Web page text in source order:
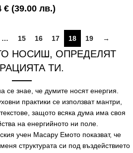
€ (39.00 лв.)
… 15 16 17 18 19 →
НОСИШ, ОПРЕДЕЛЯТ
ТИ.
знае, че думите носят енергия.
практики се използват мантри,
защото всяка дума има своя
на енергийното ни поле.
учен Масару Емото показват, че
структурата си под въздействието